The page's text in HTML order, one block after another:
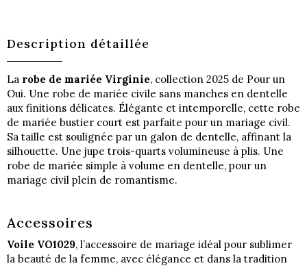
Description détaillée
La robe de mariée Virginie, collection 2025 de Pour un
Oui. Une robe de mariée civile sans manches en dentelle
aux finitions délicates. Élégante et intemporelle, cette robe
de mariée bustier court est parfaite pour un mariage civil.
Sa taille est soulignée par un galon de dentelle, affinant la
silhouette. Une jupe trois-quarts volumineuse à plis. Une
robe de mariée simple à volume en dentelle, pour un
mariage civil plein de romantisme.
Accessoires
Voile VO1029, l’accessoire de mariage idéal pour sublimer
la beauté de la femme, avec élégance et dans la tradition